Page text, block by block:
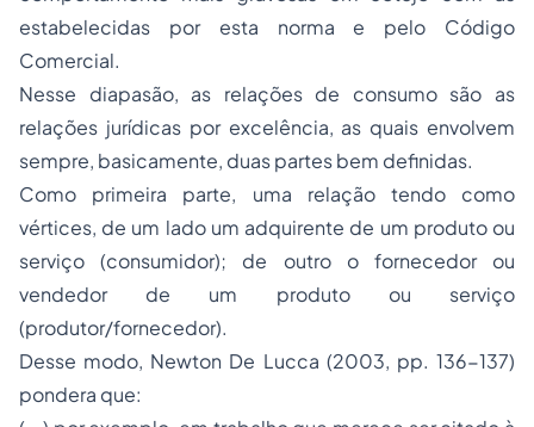
estabelecidas por esta norma e pelo Código
Comercial.
Nesse diapasão, as relações de consumo são as
relações jurídicas por excelência, as quais envolvem
sempre, basicamente, duas partes bem definidas.
Como primeira parte, uma relação tendo como
vértices, de um lado um adquirente de um produto ou
serviço (consumidor); de outro o fornecedor ou
vendedor de um produto ou serviço
(produtor/fornecedor).
Desse modo, Newton De Lucca (2003, pp. 136-137)
pondera que: